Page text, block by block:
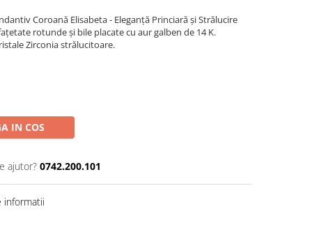
Coroană Elisabeta - Eleganță Princiară și Strălucire
rotunde și bile placate cu aur galben de 14 K.
Zirconia strălucitoare.
IN COS
ajutor? 0742.200.101
informatii